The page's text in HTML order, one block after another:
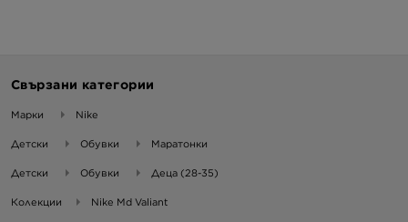
Свързани категории
Марки Nike
Детски Обувки Маратонки
Детски Обувки Деца (28-35)
Колекции Nike Md Valiant